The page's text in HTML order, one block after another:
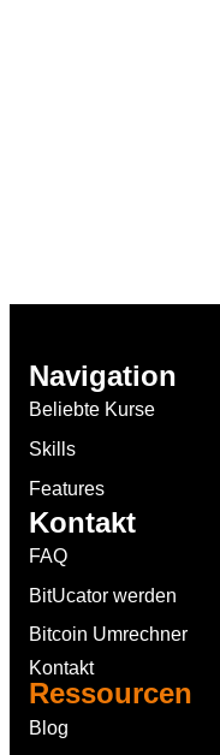
Navigation
Beliebte Kurse
Skills
Features
Kontakt
FAQ
BitUcator werden
Bitcoin Umrechner
Kontakt
Ressourcen
Blog